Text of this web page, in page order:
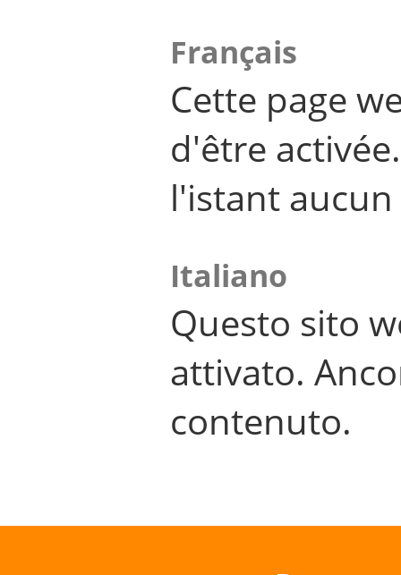
Français
Cette page
d'être
l'istant
Italiano
Questo sito
attivato.
contenuto.